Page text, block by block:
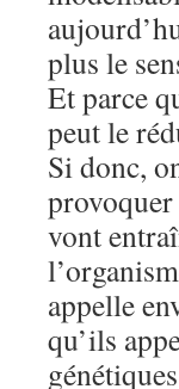
plus le
Et parce
peut le
Si donc,
vont
appelle
qu’ils